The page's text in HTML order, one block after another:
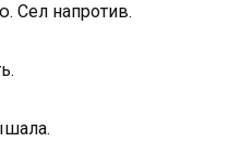
Сел напротив.